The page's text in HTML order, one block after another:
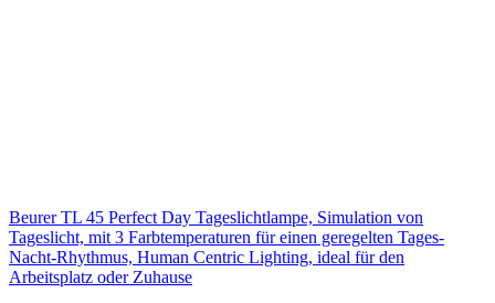
Beurer TL 45 Perfect Day Tageslichtlampe, Simulation von
Tageslicht, mit 3 Farbtemperaturen für einen geregelten Tages-
Nacht-Rhythmus, Human Centric Lighting, ideal für den
Arbeitsplatz oder Zuhause